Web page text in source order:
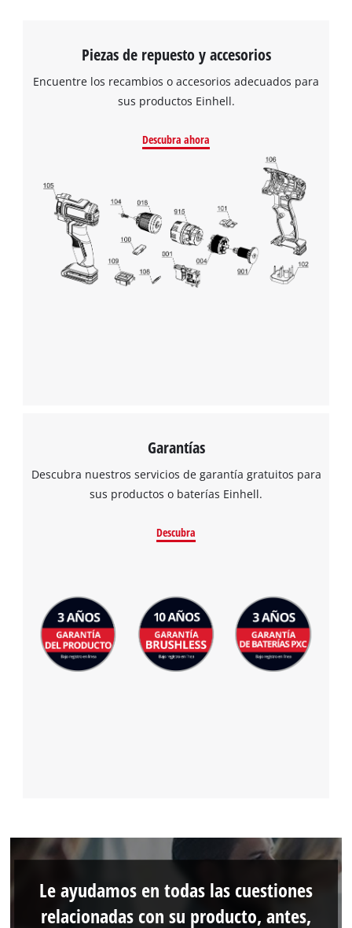
Piezas de repuesto y accesorios
Encuentre los recambios o accesorios adecuados para
sus productos Einhell.
Descubra ahora
Garantías
Descubra nuestros servicios de garantía gratuitos para
sus productos o baterías Einhell.
Descubra
Le ayudamos en todas las cuestiones
relacionadas con su producto, antes,